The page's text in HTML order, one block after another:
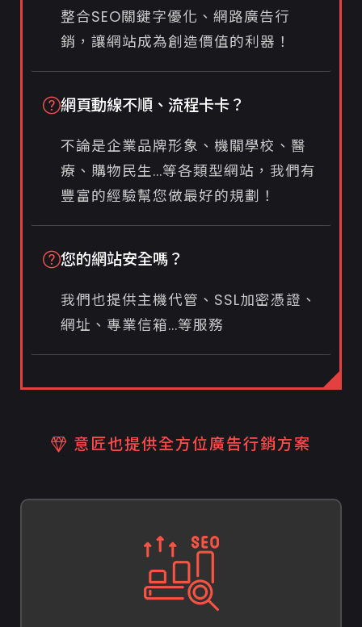
整合SEO關鍵字優化、網路廣告行
銷，讓網站成為創造價值的利器！
網頁動線不順、流程卡卡？
不論是企業品牌形象、機關學校、醫
療、購物民生...等各類型網站，我們有
豐富的經驗幫您做最好的規劃！
您的網站安全嗎？
我們也提供主機代管、SSL加密憑證、
網址、專業信箱...等服務
意匠也提供全方位廣告行銷方案